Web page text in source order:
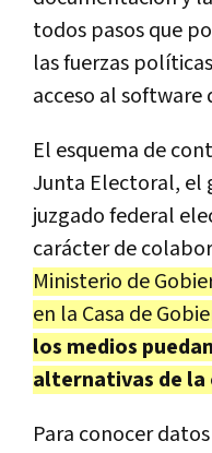
todos pasos que
las fuerzas
acceso al software
El esquema de
Junta Electoral, el
juzgado federal
carácter de
Ministerio de
en la Casa de
los medios
alternativas de la
Para conocer